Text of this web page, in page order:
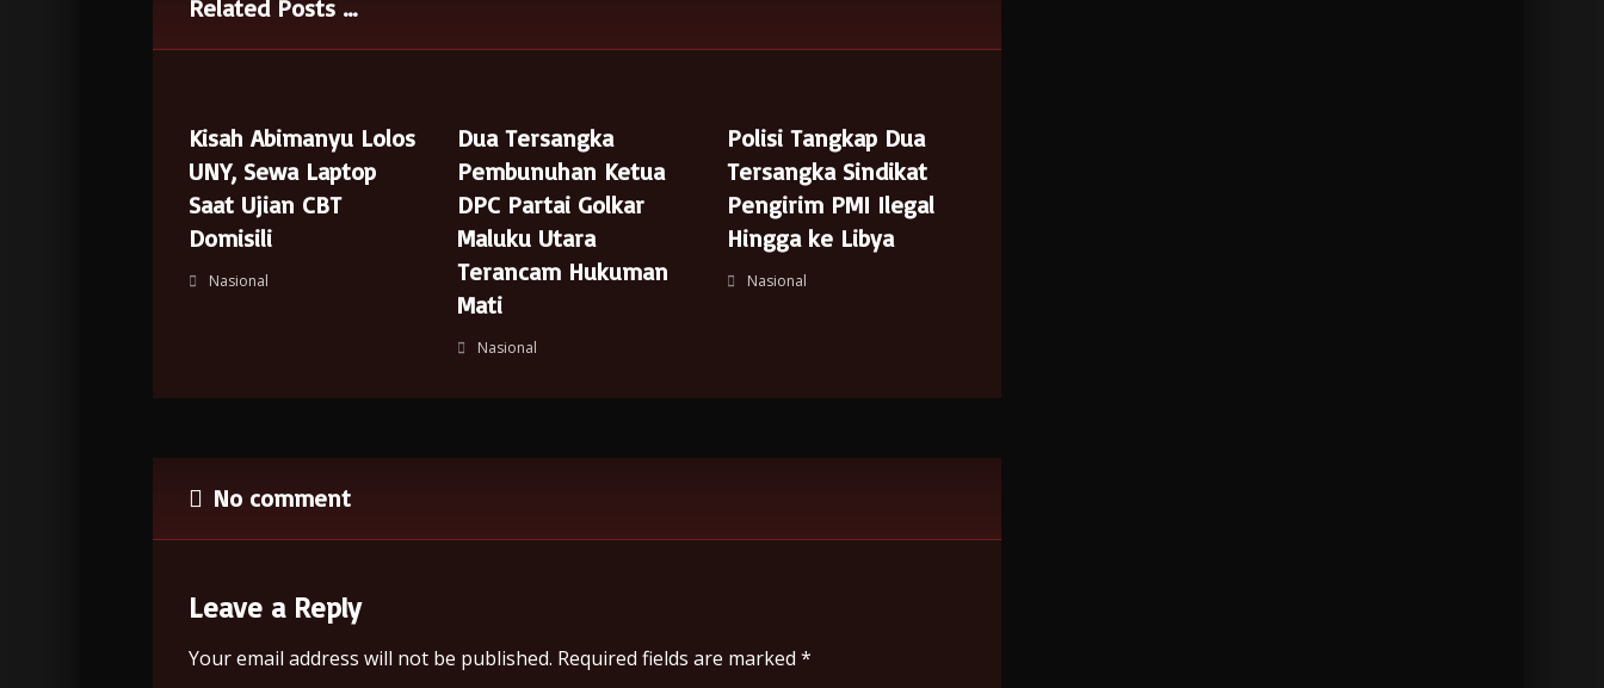
Related Posts ...
Kisah Abimanyu Lolos
UNY, Sewa Laptop
Saat Ujian CBT
Domisili
Nasional
Dua Tersangka
Pembunuhan Ketua
DPC Partai Golkar
Maluku Utara
Terancam Hukuman
Mati
Nasional
Polisi Tangkap Dua
Tersangka Sindikat
Pengirim PMI Ilegal
Hingga ke Libya
Nasional
No comment
Leave a Reply
Your email address will not be published. Required fields are marked *